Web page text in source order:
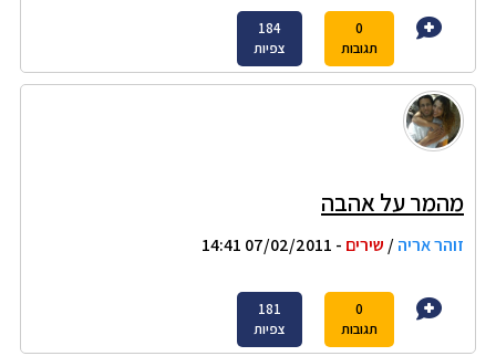
0
תגובות
184
צפיות
מהמר על אהבה
זוהר אריה/ שירים - 07/02/2011 14:41
0
תגובות
181
צפיות